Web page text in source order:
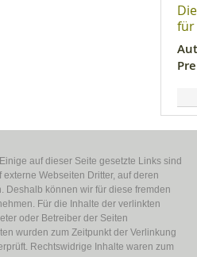
für
auf dieser Seite gesetzte Links sind
Webseiten Dritter, auf deren
Deshalb können wir für diese fremden
Für die Inhalte der verlinkten
oder Betreiber der Seiten
wurden zum Zeitpunkt der Verlinkung
Rechtswidrige Inhalte waren zum